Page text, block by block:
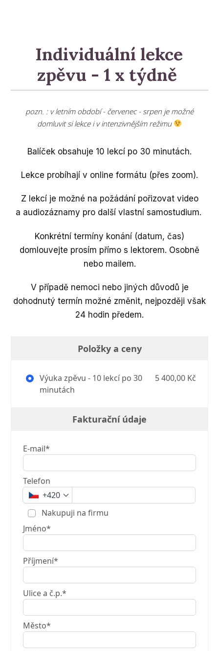
Individuální lekce
zpěvu - 1 x týdně
pozn. : v letním období - červenec - srpen je možné
domluvit si lekce i v intenzivnějším režimu
Balíček obsahuje 10 lekcí po 30 minutách.
Lekce probíhají v online formátu (přes zoom).
Z lekcí je možné na požádání pořizovat video
a audiozáznamy pro další vlastní samostudium.
Konkrétní termíny konání (datum, čas)
domlouvejte prosím přímo s lektorem. Osobně
nebo mailem.
V případě nemoci nebo jiných důvodů je
dohodnutý termín možné změnit, nejpozději však
24 hodin předem.
Položky a ceny
Výuka zpěvu - 10 lekcí po 30
minutách
5 400,00 Kč
Fakturační údaje
E-mail*
Telefon
+420
Nakupuji na firmu
Jméno*
Příjmení*
Ulice a č.p.*
Město*